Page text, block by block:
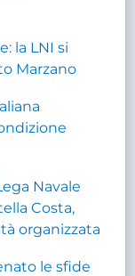
la LNI si
Marzano
Navale
Costa,
organizzata
le sfide